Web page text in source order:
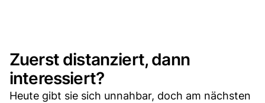
Zuerst distanziert, dann
interessiert?
Heute gibt sie sich unnahbar, doch am nächsten